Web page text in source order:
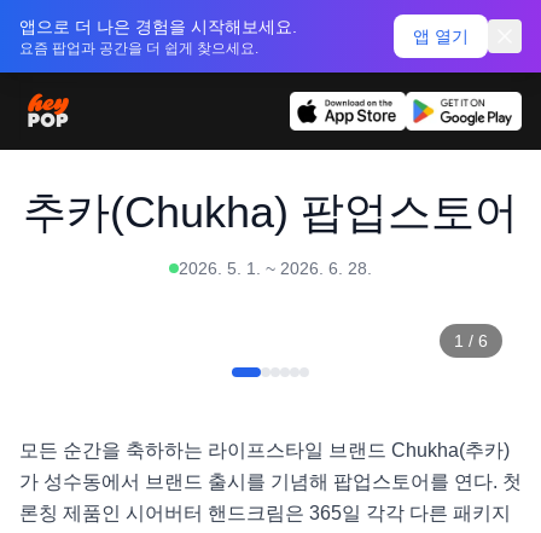
앱으로 더 나은 경험을 시작해보세요.
요즘 팝업과 공간을 더 쉽게 찾으세요.
앱 열기
추카(Chukha) 팝업스토어
2026. 5. 1. ~ 2026. 6. 28.
1 / 6
모든 순간을 축하하는 라이프스타일 브랜드 Chukha(추카)
가 성수동에서 브랜드 출시를 기념해 팝업스토어를 연다. 첫
론칭 제품인 시어버터 핸드크림은 365일 각각 다른 패키지